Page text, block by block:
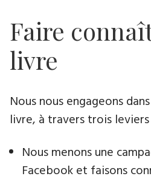
Faire
livre
Nous nous engageons
livre​, à travers trois leviers
Nous menons une
Facebook et faisons